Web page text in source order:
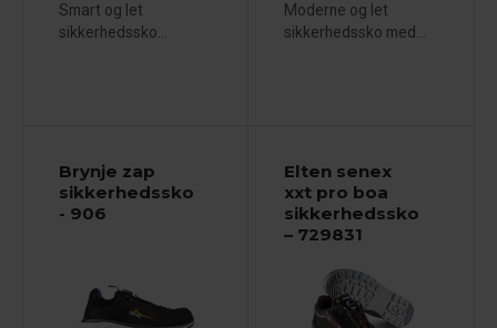
Smart og let
sikkerhedssko...
Moderne og let
sikkerhedssko med...
Brynje zap
sikkerhedssko
- 906
Elten senex
xxt pro boa
sikkerhedssko
– 729831